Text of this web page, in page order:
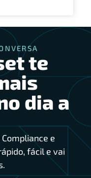
te
dia a
e
fácil e vai